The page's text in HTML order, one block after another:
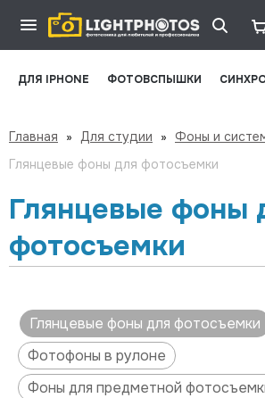
ДЛЯ IPHONE ФОТОВСПЫШКИ
Главная » Для студии » Фоны и
Глянцевые фоны для фотосъемки
Глянцевые фоны
фотосъемки
Глянцевые фоны для фотосъемки
Фотофоны в рулоне
Фоны для предметной